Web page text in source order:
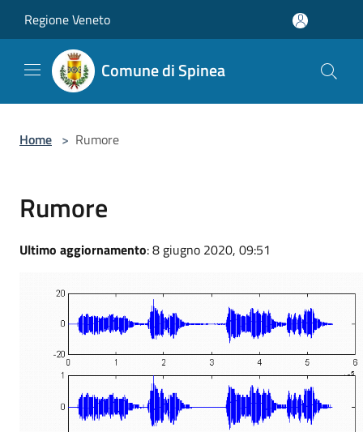
Regione Veneto
Comune di Spinea
Home > Rumore
Rumore
Ultimo aggiornamento: 8 giugno 2020, 09:51